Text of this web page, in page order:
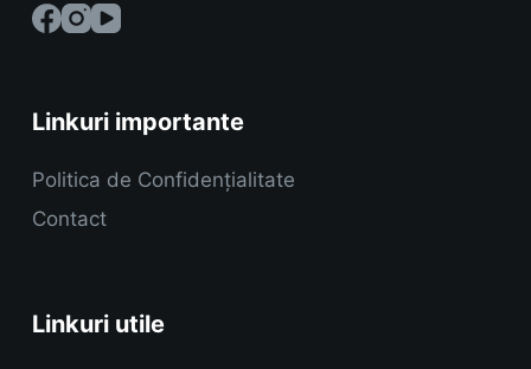
Linkuri importante
Politica de Confidențialitate
Contact
Linkuri utile